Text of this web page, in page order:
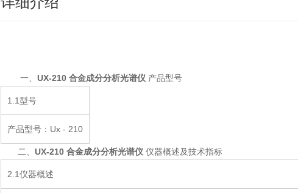
一、 UX-210 合金成分分析光谱仪 产品型号
1.1型号
产品型号：Ux - 210
二、 UX-210 合金成分分析光谱仪 仪器概述及技术指标
2.1仪器概述